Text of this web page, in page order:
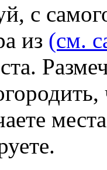
с
из (см.